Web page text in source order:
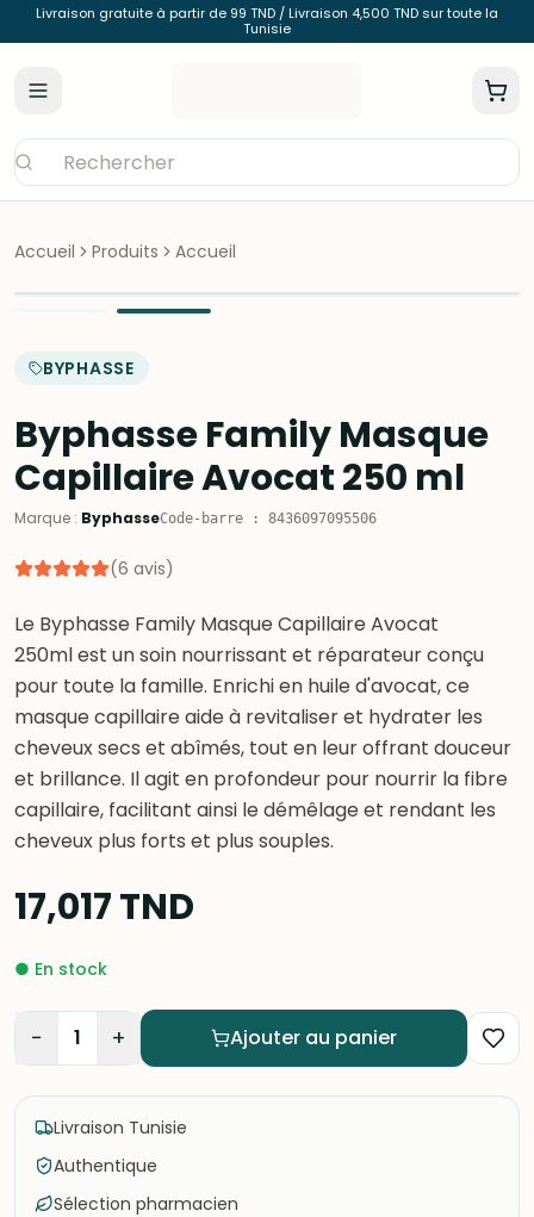
Livraison gratuite à partir de 99 TND / Livraison 4,500 TND sur toute la
Tunisie
Accueil Produits Accueil
BYPHASSE
Byphasse Family Masque
Capillaire Avocat 250 ml
Marque : ByphasseCode-barre : 8436097095506
(6 avis)
Le Byphasse Family Masque Capillaire Avocat
250ml est un soin nourrissant et réparateur conçu
pour toute la famille. Enrichi en huile d'avocat, ce
masque capillaire aide à revitaliser et hydrater les
cheveux secs et abîmés, tout en leur offrant douceur
et brillance. Il agit en profondeur pour nourrir la fibre
capillaire, facilitant ainsi le démêlage et rendant les
cheveux plus forts et plus souples.
17,017TND
● En stock
− 1 + Ajouter au panier
Livraison Tunisie
Authentique
Sélection pharmacien